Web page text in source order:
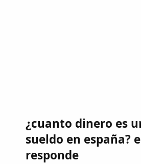
¿cuanto dinero es
sueldo en españa?
responde